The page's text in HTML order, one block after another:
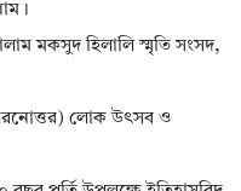
মকসুদ হিলালি স্মৃতি সংসদ,
লোক উৎসব ও